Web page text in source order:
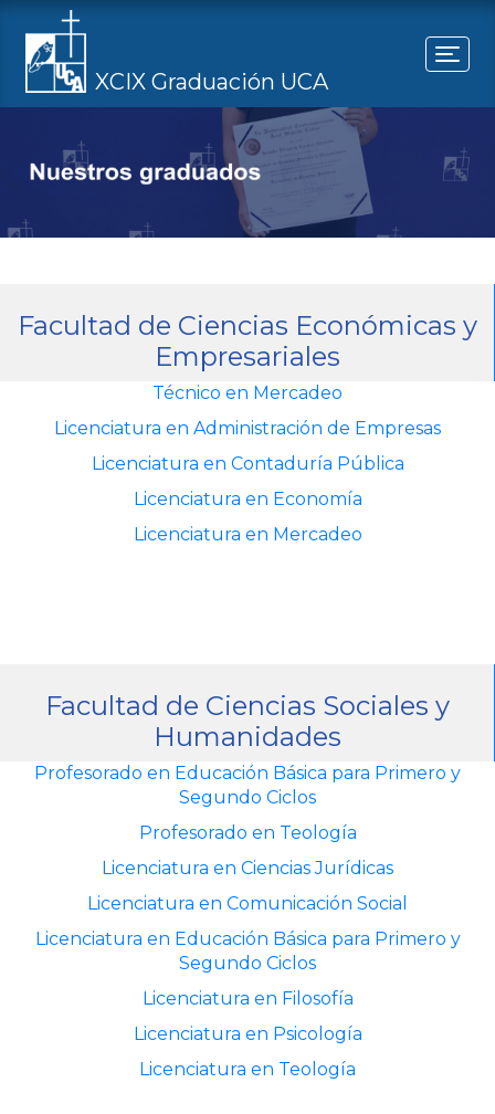
XCIX Graduación UCA
Facultad de Ciencias Económicas y
Empresariales
Técnico en Mercadeo
Licenciatura en Administración de Empresas
Licenciatura en Contaduría Pública
Licenciatura en Economía
Licenciatura en Mercadeo
Facultad de Ciencias Sociales y
Humanidades
Profesorado en Educación Básica para Primero y
Segundo Ciclos
Profesorado en Teología
Licenciatura en Ciencias Jurídicas
Licenciatura en Comunicación Social
Licenciatura en Educación Básica para Primero y
Segundo Ciclos
Licenciatura en Filosofía
Licenciatura en Psicología
Licenciatura en Teología